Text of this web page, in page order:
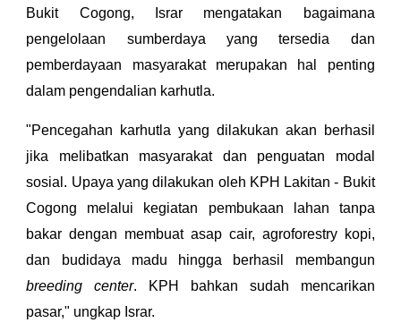
Bukit Cogong, Israr mengatakan bagaimana
pengelolaan sumberdaya yang tersedia dan
pemberdayaan masyarakat merupakan hal penting
dalam pengendalian karhutla.
"Pencegahan karhutla yang dilakukan akan berhasil
jika melibatkan masyarakat dan penguatan modal
sosial. Upaya yang dilakukan oleh KPH Lakitan - Bukit
Cogong melalui kegiatan pembukaan lahan tanpa
bakar dengan membuat asap cair, agroforestry kopi,
dan budidaya madu hingga berhasil membangun
breeding center. KPH bahkan sudah mencarikan
pasar," ungkap Israr.